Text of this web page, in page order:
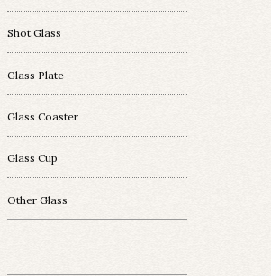
Shot Glass
Glass Plate
Glass Coaster
Glass Cup
Other Glass